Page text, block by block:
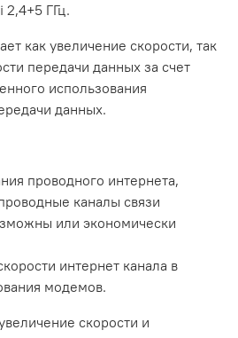
ГГц.
как увеличение скорости, так
передачи данных за счет
использования
данных.
проводного интернета,
каналы связи
или экономически
интернет канала в
модемов.
скорости и